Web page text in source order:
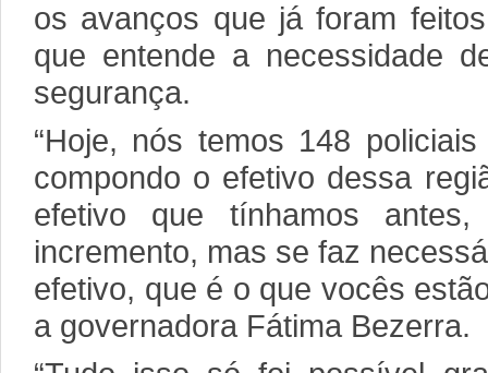
os avanços que já foram
que entende a necessidade
segurança.
“Hoje, nós temos 148
compondo o efetivo dessa
efetivo que tínhamos
incremento, mas se faz
efetivo, que é o que vocês
a governadora Fátima Bezerra.